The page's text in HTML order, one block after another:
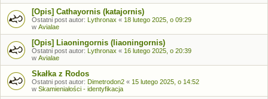
[Opis] Cathayornis (katajornis)
Ostatni post autor: Lythronax « 18 lutego 2025, o 09:29
w Avialae
[Opis] Liaoningornis (liaoningornis)
Ostatni post autor: Lythronax « 16 lutego 2025, o 20:39
w Avialae
Skałka z Rodos
Ostatni post autor: Dimetrodon2 « 15 lutego 2025, o 14:52
w Skamieniałości - identyfikacja